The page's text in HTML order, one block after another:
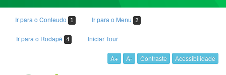
Ir para o Conteudo 1 Ir para o Menu 2
Ir para o Rodapé 4 Iniciar Tour
A+ A- Contraste Acessibilidade